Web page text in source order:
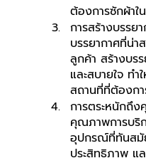
ต้องการซักผ้าใ
การสร้างบรรย
บรรยากาศที่น่า
ลูกค้า สร้างบร
และสบายใจ ท
สถานที่ที่ต้องกา
การตระหนักถึ
คุณภาพการบริก
อุปกรณ์ที่ทันสมั
ประสิทธิภาพ แ